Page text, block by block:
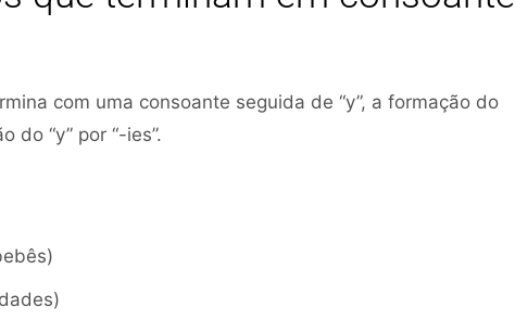
com uma consoante seguida de “y”, a formação do
do “y” por “-ies”.